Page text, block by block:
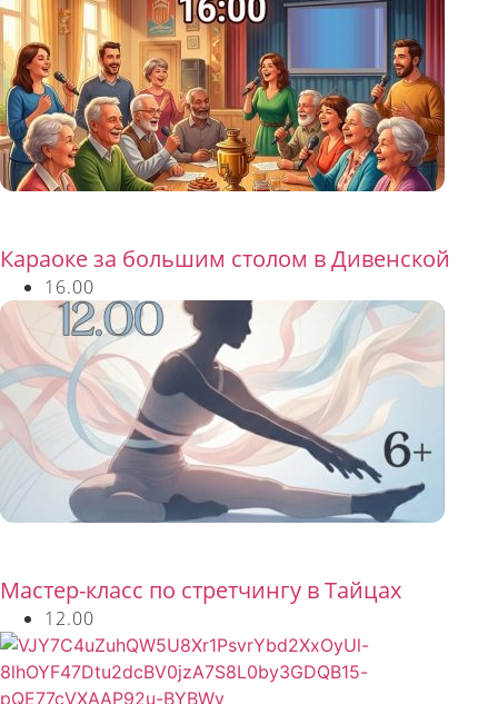
Караоке за большим столом в Дивенской
16.00
Мастер-класс по стретчингу в Тайцах
12.00